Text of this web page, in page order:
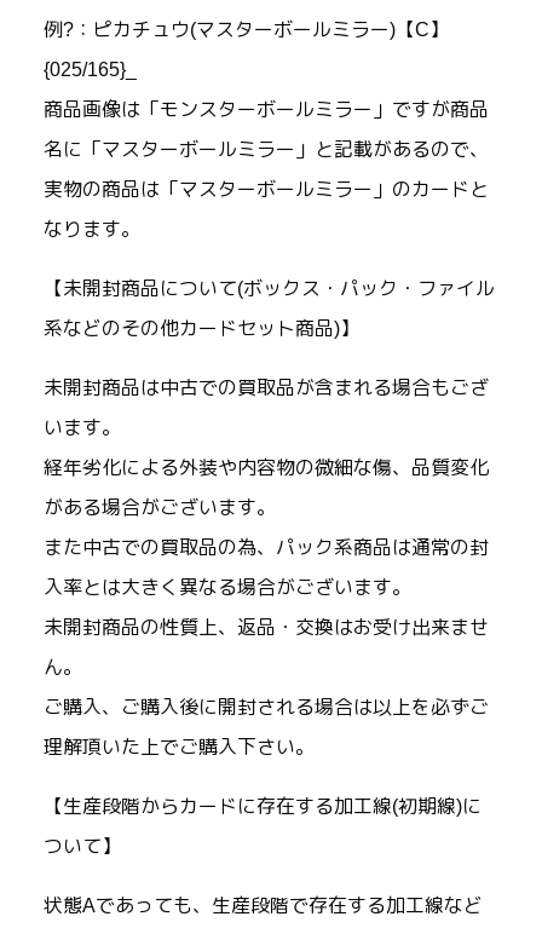
例?：ピカチュウ(マスターボールミラー)【C】
{025/165}_
商品画像は「モンスターボールミラー」ですが商品
名に「マスターボールミラー」と記載があるので、
実物の商品は「マスターボールミラー」のカードと
なります。
【未開封商品について(ボックス・パック・ファイル
系などのその他カードセット商品)】
未開封商品は中古での買取品が含まれる場合もござ
います。
経年劣化による外装や内容物の微細な傷、品質変化
がある場合がございます。
また中古での買取品の為、パック系商品は通常の封
入率とは大きく異なる場合がございます。
未開封商品の性質上、返品・交換はお受け出来ませ
ん。
ご購入、ご購入後に開封される場合は以上を必ずご
理解頂いた上でご購入下さい。
【生産段階からカードに存在する加工線(初期線)に
ついて】
状態Aであっても、生産段階で存在する加工線など